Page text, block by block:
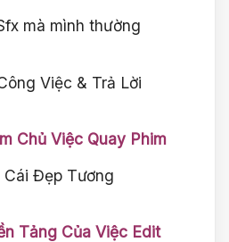
mà mình thường
Việc & Trả Lời
Chủ Việc Quay Phim
Cái Đẹp Tương
Tảng Của Việc Edit